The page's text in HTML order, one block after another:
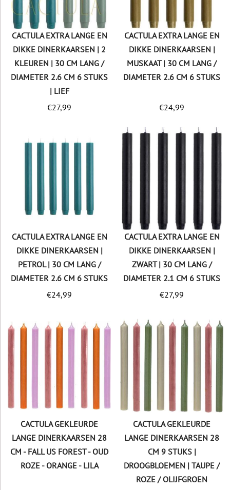
CACTULA EXTRA LANGE EN
DIKKE DINERKAARSEN | 2
KLEUREN | 30 CM LANG /
DIAMETER 2.6 CM 6 STUKS
| LIEF
€27,99
CACTULA EXTRA LANGE EN
DIKKE DINERKAARSEN |
MUSKAAT | 30 CM LANG /
DIAMETER 2.6 CM 6 STUKS
€24,99
CACTULA EXTRA LANGE EN
DIKKE DINERKAARSEN |
PETROL | 30 CM LANG /
DIAMETER 2.6 CM 6 STUKS
€24,99
CACTULA EXTRA LANGE EN
DIKKE DINERKAARSEN |
ZWART | 30 CM LANG /
DIAMETER 2.1 CM 6 STUKS
€27,99
CACTULA GEKLEURDE
LANGE DINERKAARSEN 28
CM - FALL US FOREST - OUD
ROZE - ORANGE - LILA
CACTULA GEKLEURDE
LANGE DINERKAARSEN 28
CM 9 STUKS |
DROOGBLOEMEN | TAUPE /
ROZE / OLIJFGROEN